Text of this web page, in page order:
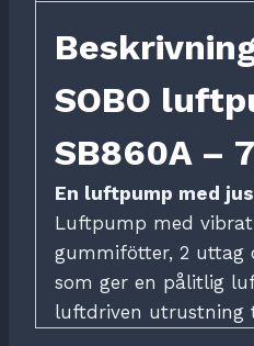
SOBO
SB860A –
En luftpump med
Luftpump med
gummifötter, 2 uttag
som ger en pålitlig
luftdriven utrustning